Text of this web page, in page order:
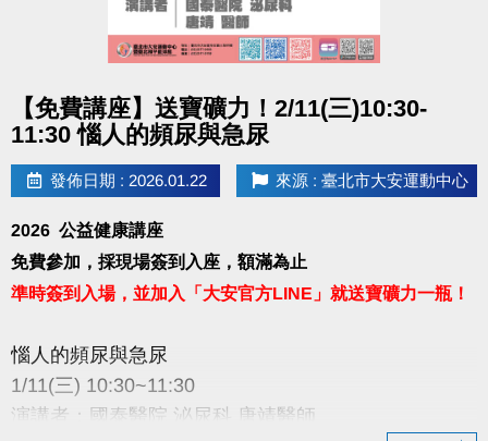
【免費講座】送寶礦力！2/11(三)10:30-
11:30 惱人的頻尿與急尿
發佈日期 : 2026.01.22 來源 : 臺北市大安運動中心
2026 公益健康講座
免費參加，採現場簽到入座，額滿為止
準時簽到入場，並加入「大安官方LINE」就送寶礦力一瓶！
惱人的頻尿與急尿
1/11(三) 10:30~11:30
演講者：國泰醫院 泌尿科 唐靖醫師